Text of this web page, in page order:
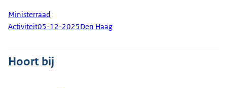
Ministerraad
Activiteit05-12-2025Den Haag
Hoort bij